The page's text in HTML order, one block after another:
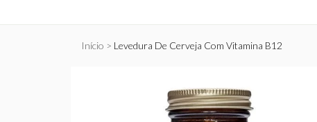
Início Levedura De Cerveja Com Vitamina B12